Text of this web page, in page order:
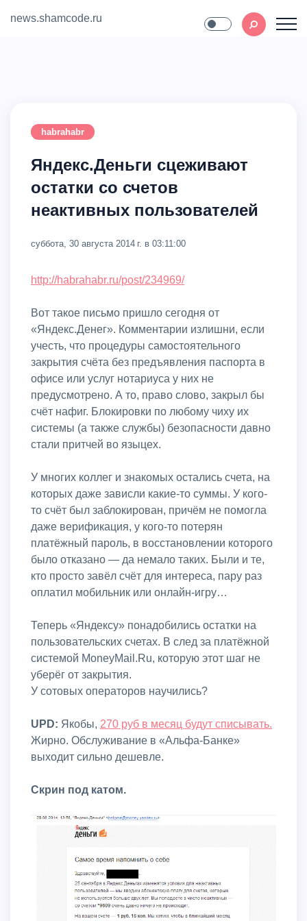
news.shamcode.ru
habrahabr
Яндекс.Деньги сцеживают
остатки со счетов
неактивных пользователей
суббота, 30 августа 2014 г. в 03:11:00
http://habrahabr.ru/post/234969/
Вот такое письмо пришло сегодня от
«Яндекс.Денег». Комментарии излишни, если
учесть, что процедуры самостоятельного
закрытия счёта без предъявления паспорта в
офисе или услуг нотариуса у них не
предусмотрено. А то, право слово, закрыл бы
счёт нафиг. Блокировки по любому чиху их
системы (а также службы) безопасности давно
стали притчей во языцех.
У многих коллег и знакомых остались счета, на
которых даже зависли какие-то суммы. У кого-
то счёт был заблокирован, причём не помогла
даже верификация, у кого-то потерян
платёжный пароль, в восстановлении которого
было отказано — да немало таких. Были и те,
кто просто завёл счёт для интереса, пару раз
оплатил мобильник или онлайн-игру…
Теперь «Яндексу» понадобились остатки на
пользовательских счетах. В след за платёжной
системой MoneyMail.Ru, которую этот шаг не
уберёг от закрытия.
У сотовых операторов научились?
UPD: Якобы, 270 руб в месяц будут списывать.
Жирно. Обслуживание в «Альфа-Банке»
выходит сильно дешевле.
Скрин под катом.